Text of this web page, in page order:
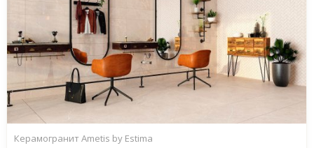
Керамогранит Ametis by Estima